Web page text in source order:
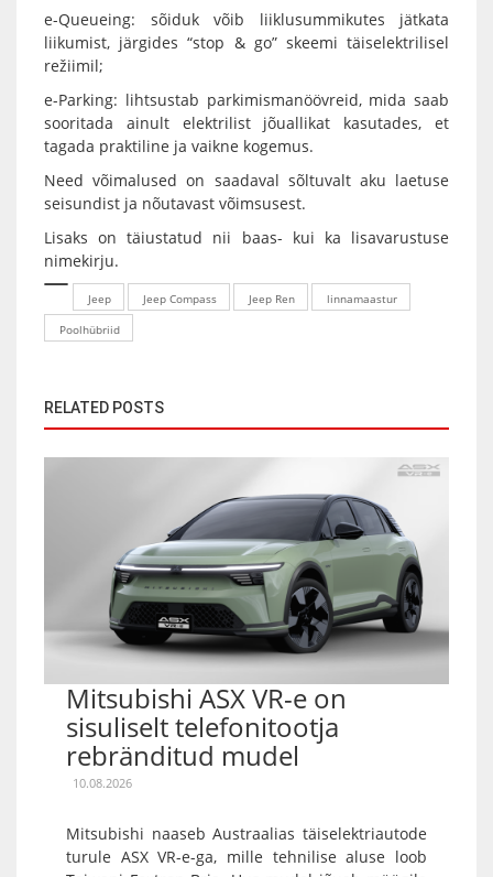
e-Queueing: sõiduk võib liiklusummikutes jätkata
liikumist, järgides “stop & go” skeemi täiselektrilisel
režiimil;
e-Parking: lihtsustab parkimismanöövreid, mida saab
sooritada ainult elektrilist jõuallikat kasutades, et
tagada praktiline ja vaikne kogemus.
Need võimalused on saadaval sõltuvalt aku laetuse
seisundist ja nõutavast võimsusest.
Lisaks on täiustatud nii baas- kui ka lisavarustuse
nimekirju.
Jeep Jeep Compass Jeep Ren
linnamaastur
Poolhübriid
RELATED POSTS
Mitsubishi ASX VR-e on
sisuliselt telefonitootja
rebränditud mudel
10.08.2026
Mitsubishi naaseb Austraalias täiselektriautode
turule ASX VR-e-ga, mille tehnilise aluse loob